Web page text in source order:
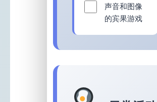
声音和图像
的宾果游戏